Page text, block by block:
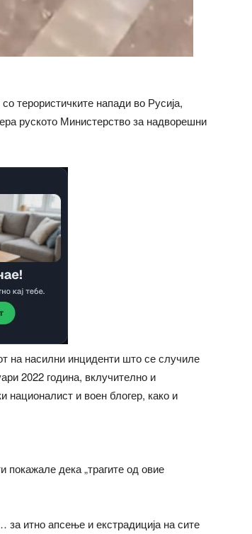
терористичките напади во Русија,
руското Министерство за надворешни
на насилни инциденти што се случиле
2022 година, вклучително и
националист и воен блогер, како и
покажале дека „трагите од овие
за итно апсење и екстрадиција на сите